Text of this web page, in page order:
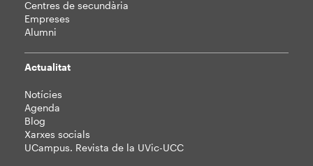
Centres de secundària
Empreses
Alumni
Actualitat
Notícies
Agenda
Blog
Xarxes socials
UCampus. Revista de la UVic-UCC